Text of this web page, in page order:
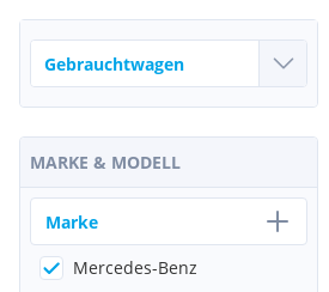
MARKE & MODELL
Marke
Mercedes-Benz